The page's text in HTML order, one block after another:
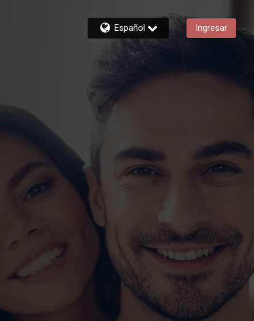
Español Ingresar